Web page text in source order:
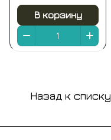
ххх09kb и хх30kb)
remerВ корзину
Назад к списку